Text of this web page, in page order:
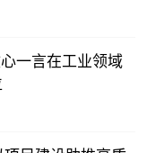
一言在工业领域